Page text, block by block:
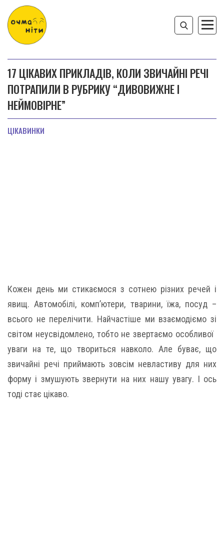
17 ЦІКАВИХ ПРИКЛАДІВ, КОЛИ ЗВИЧАЙНІ РЕЧІ
ПОТРАПИЛИ В РУБРИКУ “ДИВОВИЖНЕ І
НЕЙМОВІРНЕ”
ЦІКАВИНКИ
Кожен день ми стикаємося з сотнею різних речей і
явищ. Автомобілі, комп’ютери, тварини, їжа, посуд –
всього не перелічити. Найчастіше ми взаємодіємо зі
світом неусвідомлено, тобто не звертаємо особливої ​​
уваги на те, що твориться навколо. Але буває, що
звичайні речі приймають зовсім невластиву для них
форму і змушують звернути на них нашу увагу. І ось
тоді стає цікаво.